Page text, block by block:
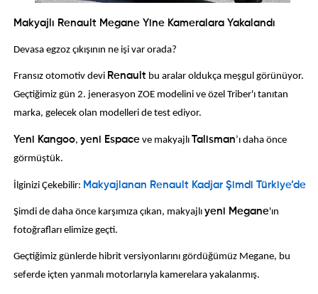
Makyajlı Renault Megane Yine Kameralara Yakalandı
Devasa egzoz çıkışının ne işi var orada?
Fransız otomotiv devi Renault bu aralar oldukça meşgul görünüyor.
Geçtiğimiz gün 2. jenerasyon ZOE modelini ve özel Triber'ı tanıtan
marka, gelecek olan modelleri de test ediyor.
Yeni Kangoo,yeni Espace ve makyajlı Talisman’ı daha önce
görmüştük.
İlginizi Çekebilir: Makyajlanan Renault Kadjar Şimdi Türkiye’de
Şimdi de daha önce karşımıza çıkan, makyajlıyeni Megane'ın
fotoğrafları elimize geçti.
Geçtiğimiz günlerde hibrit versiyonlarını gördüğümüz Megane, bu
seferde içten yanmalı motorlarıyla kamerelara yakalanmış.